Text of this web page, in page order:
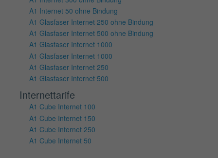
A1 Internet 50 ohne Bindung
A1 Glasfaser Internet 250 ohne Bindung
A1 Glasfaser Internet 500 ohne Bindung
A1 Glasfaser Internet 1000
A1 Glasfaser Internet 1000
A1 Glasfaser Internet 250
A1 Glasfaser Internet 500
Internettarife
A1 Cube Internet 100
A1 Cube Internet 150
A1 Cube Internet 250
A1 Cube Internet 50